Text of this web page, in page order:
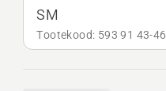
SM
Tootekood: 593 91 43‑46